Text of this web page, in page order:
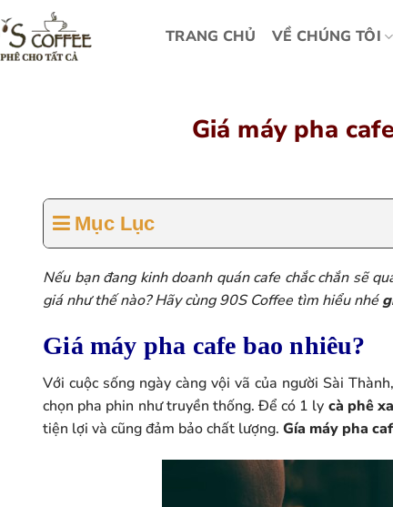
TRANG CHỦ VỀ CHÚNG TÔI
Giá máy pha
Mục Lục
Nếu bạn đang kinh doanh quán cafe chắc chắn sẽ
giá như thế nào? Hãy cùng 90S Coffee tìm hiểu nhé
Giá máy pha cafe bao nhiêu?
Với cuộc sống ngày càng vội vã của người Sài
chọn pha phin như truyền thống. Để có 1 ly cà phê
tiện lợi và cũng đảm bảo chất lượng.Gía máy pha